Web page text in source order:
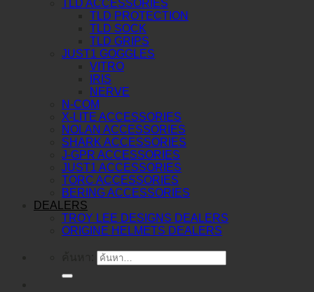
TLD ACCESSORIES
TLD PROTECTION
TLD SOCK
TLD GRIPS
JUST1 GOGGLES
VITRO
IRIS
NERVE
N-COM
X-LITE ACCESSORIES
NOLAN ACCESSORIES
SHARK ACCESSORIES
J-GPR ACCESSORIES
JUST1 ACCESSORIES
TORC ACCESSORIES
BERING ACCESSORIES
DEALERS
TROY LEE DESIGNS DEALERS
ORIGINE HELMETS DEALERS